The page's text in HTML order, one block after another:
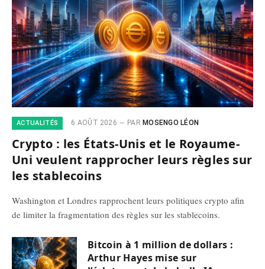
ACTUALITÉS 6 AOÛT 2026 PAR MOSENGO LÉON
Crypto : les États-Unis et le Royaume-
Uni veulent rapprocher leurs règles sur
les stablecoins
Washington et Londres rapprochent leurs politiques crypto afin
de limiter la fragmentation des règles sur les stablecoins.
Bitcoin à 1 million de dollars :
Arthur Hayes mise sur